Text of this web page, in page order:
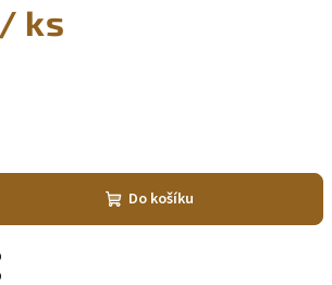
/ ks
Do košíku